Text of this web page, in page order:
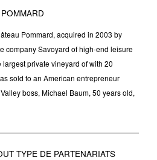
Pommard, acquired in 2003 by
company Savoyard of high-end leisure
private vineyard of with 20
sold to an American entrepreneur
boss, Michael Baum, 50 years old,
TYPE DE PARTENARIATS